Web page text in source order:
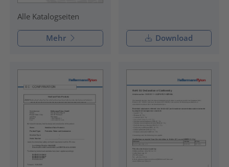
Alle Katalogseiten
Mehr Download